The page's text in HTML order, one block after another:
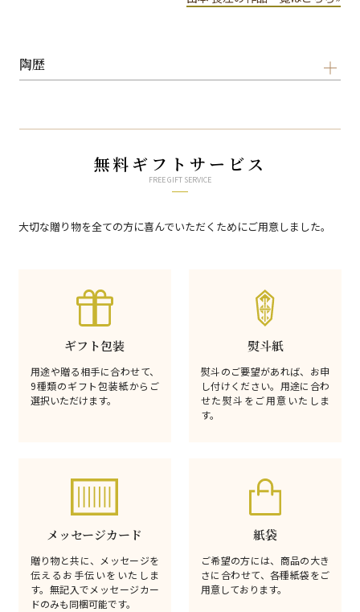
陶歴
無料ギフトサービス
FREE GIFT SERVICE
大切な贈り物を全ての方に喜んでいただくためにご用意しました。
ギフト包装
用途や贈る相手に合わせて、
9種類のギフト包装紙からご
選択いただけます。
熨斗紙
熨斗のご要望があれば、お申
し付けください。用途に合わ
せた熨斗をご用意いたしま
す。
メッセージカード
贈り物と共に、メッセージを
伝えるお手伝いをいたしま
す。無記入でメッセージカー
ドのみも同梱可能です。
紙袋
ご希望の方には、商品の大き
さに合わせて、各種紙袋をご
用意しております。